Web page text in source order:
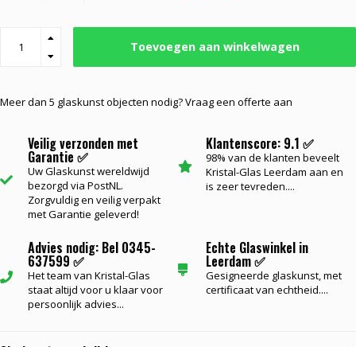
Toevoegen aan winkelwagen
Meer dan 5 glaskunst objecten nodig? Vraag een offerte aan
Veilig verzonden met
Garantie ✅
Uw Glaskunst wereldwijd
bezorgd via PostNL.
Zorgvuldig en veilig verpakt
met Garantie geleverd!
Klantenscore: 9.1 ✅
98% van de klanten beveelt
Kristal-Glas Leerdam aan en
is zeer tevreden....
Advies nodig: Bel 0345-
637599 ✅
Het team van Kristal-Glas
staat altijd voor u klaar voor
persoonlijk advies...
Echte Glaswinkel in
Leerdam ✅
Gesigneerde glaskunst, met
certificaat van echtheid....